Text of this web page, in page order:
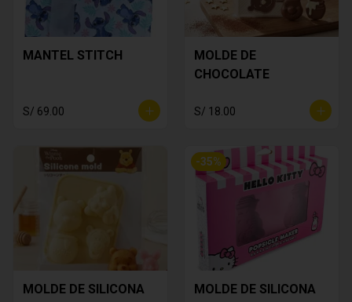
MANTEL STITCH
S/ 69.00
MOLDE DE
CHOCOLATE
S/ 18.00
MOLDE DE SILICONA
-35%
MOLDE DE SILICONA